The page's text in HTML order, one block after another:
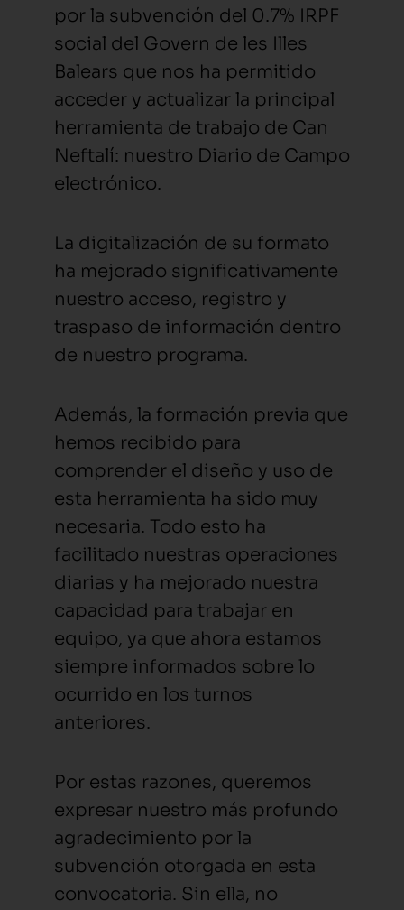
por la subvención del 0.7% IRPF
social del Govern de les Illes
Balears que nos ha permitido
acceder y actualizar la principal
herramienta de trabajo de Can
Neftalí: nuestro Diario de Campo
electrónico.
La digitalización de su formato
ha mejorado significativamente
nuestro acceso, registro y
traspaso de información dentro
de nuestro programa.
Además, la formación previa que
hemos recibido para
comprender el diseño y uso de
esta herramienta ha sido muy
necesaria. Todo esto ha
facilitado nuestras operaciones
diarias y ha mejorado nuestra
capacidad para trabajar en
equipo, ya que ahora estamos
siempre informados sobre lo
ocurrido en los turnos
anteriores.
Por estas razones, queremos
expresar nuestro más profundo
agradecimiento por la
subvención otorgada en esta
convocatoria. Sin ella, no